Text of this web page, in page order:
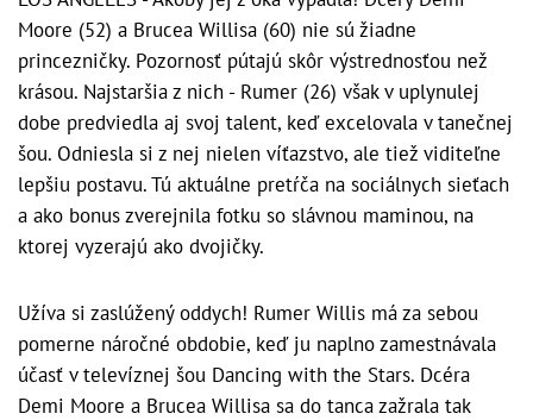
Moore (52) a Brucea Willisa (60) nie sú žiadne
princezničky. Pozornosť pútajú skôr výstrednosťou než
krásou. Najstaršia z nich - Rumer (26) však v uplynulej
dobe predviedla aj svoj talent, keď excelovala v tanečnej
šou. Odniesla si z nej nielen víťazstvo, ale tiež viditeľne
lepšiu postavu. Tú aktuálne pretŕča na sociálnych sieťach
a ako bonus zverejnila fotku so slávnou maminou, na
ktorej vyzerajú ako dvojičky.
Užíva si zaslúžený oddych! Rumer Willis má za sebou
pomerne náročné obdobie, keď ju naplno zamestnávala
účasť v televíznej šou Dancing with the Stars. Dcéra
Demi Moore a Brucea Willisa sa do tanca zažrala tak